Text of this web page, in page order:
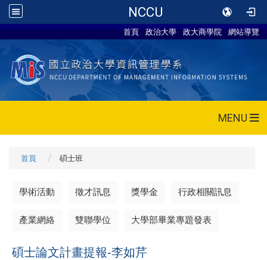
NCCU
首頁 政治大學 政大商學院 網站導覽
MENU
首頁 碩士班
學術活動 徵才訊息 獎學金 行政相關訊息
產業網絡 雙聯學位 大學部畢業專題發表
碩士論文計畫提報-李如芹